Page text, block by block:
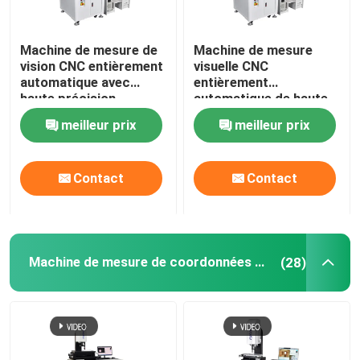
Machine de mesure de
vision CNC entièrement
automatique avec
haute précision
3+L/200μm et
instrument de mesure
optique à base de
granit
meilleur prix
Contact
Machine de mesure
visuelle CNC
entièrement
automatique de haute
précision avec
matériau granit pour la
mesure optique 3D
meilleur prix
Contact
Machine de mesure de coordonnées 2D (28)